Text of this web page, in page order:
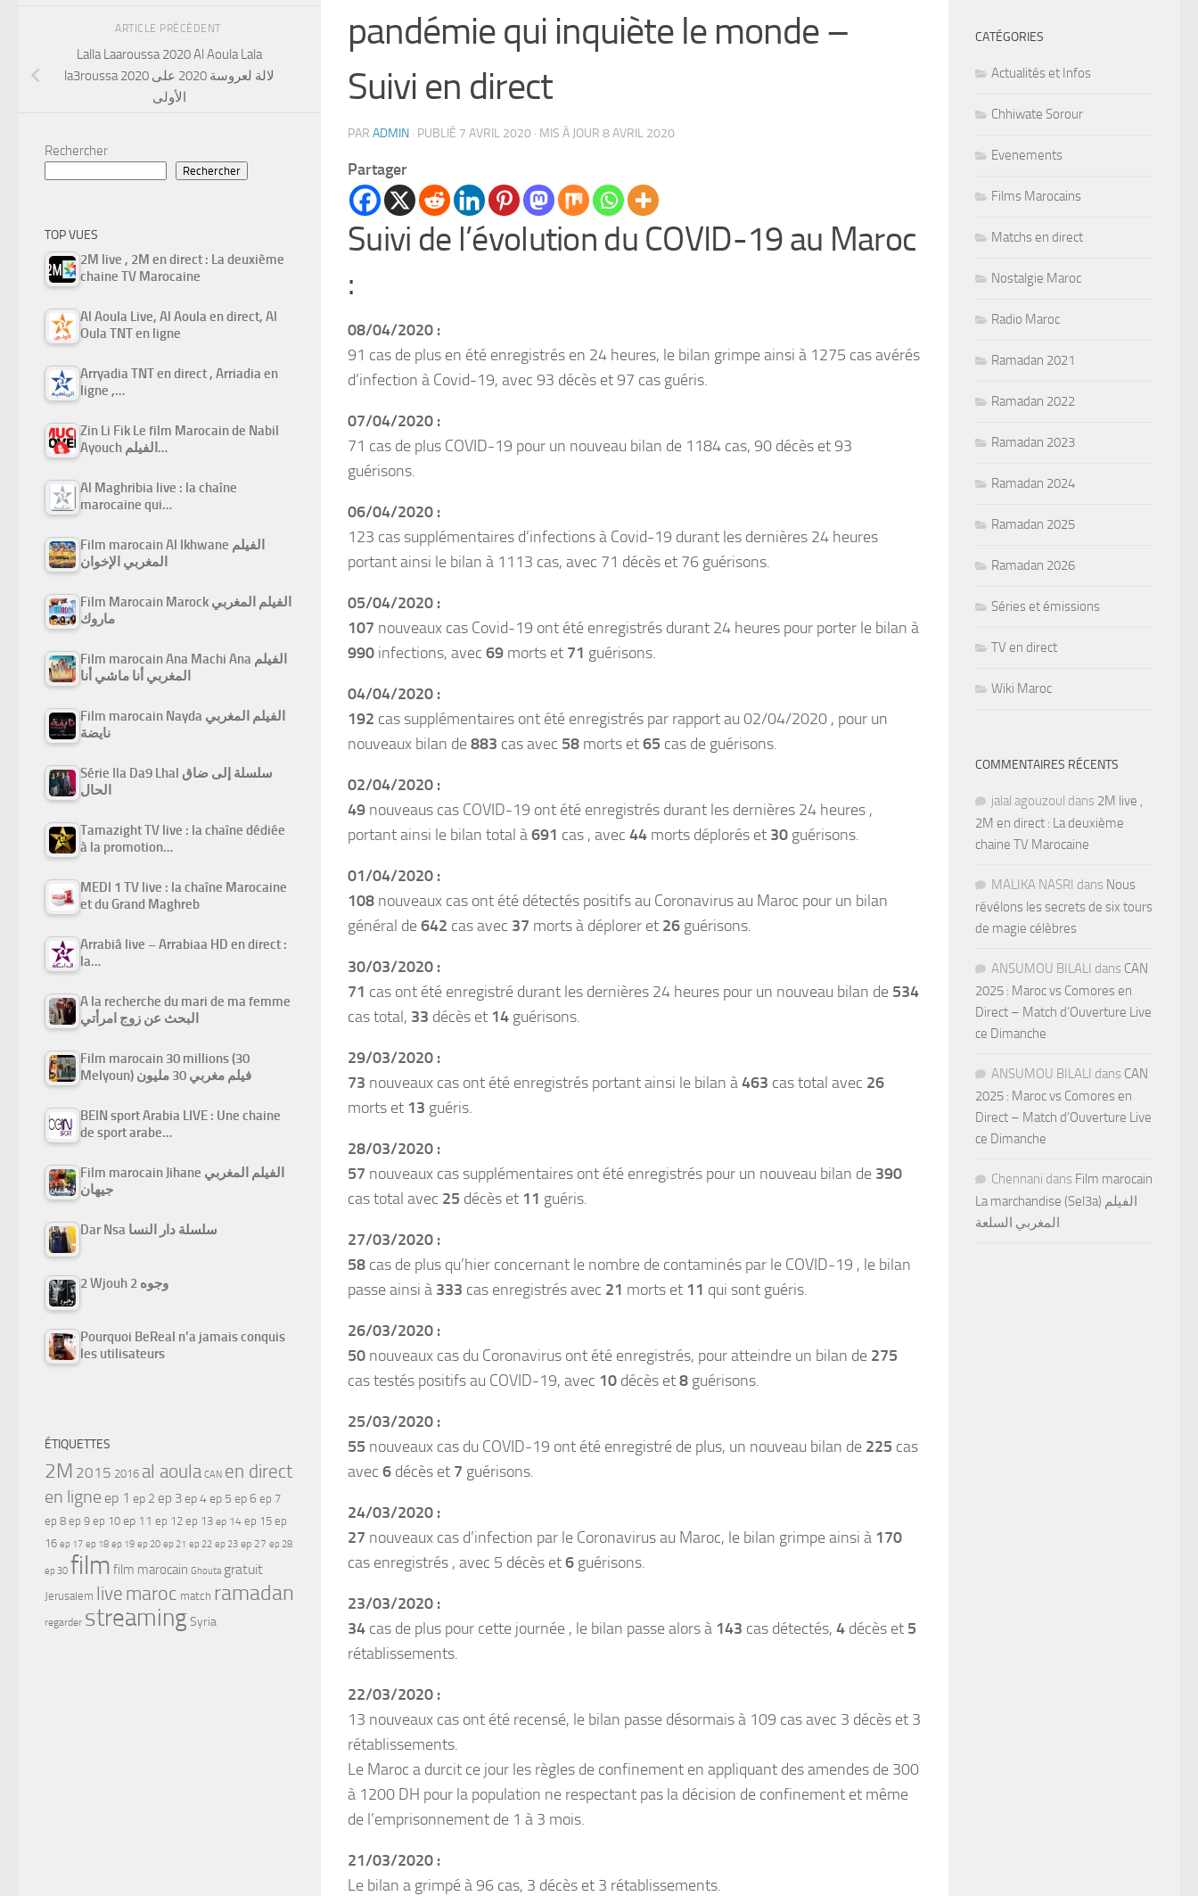
pandémie qui inquiète le monde –
Suivi en direct
PAR ADMIN · PUBLIÉ 7 AVRIL 2020 · MIS À JOUR 8 AVRIL 2020
Partager
Suivi de l’évolution du COVID-19 au Maroc
:
08/04/2020 :
91 cas de plus en été enregistrés en 24 heures, le bilan grimpe ainsi à 1275 cas avérés
d’infection à Covid-19, avec 93 décès et 97 cas guéris.
07/04/2020 :
71 cas de plus COVID-19 pour un nouveau bilan de 1184 cas, 90 décès et 93
guérisons.
06/04/2020 :
123 cas supplémentaires d’infections à Covid-19 durant les dernières 24 heures
portant ainsi le bilan à 1113 cas, avec 71 décès et 76 guérisons.
05/04/2020 :
107 nouveaux cas Covid-19 ont été enregistrés durant 24 heures pour porter le bilan à
990 infections, avec 69 morts et 71 guérisons.
04/04/2020 :
192 cas supplémentaires ont été enregistrés par rapport au 02/04/2020 , pour un
nouveaux bilan de883 cas avec 58 morts et65 cas de guérisons.
02/04/2020 :
49 nouveaus cas COVID-19 ont été enregistrés durant les dernières 24 heures ,
portant ainsi le bilan total à691 cas , avec 44 morts déplorés et 30 guérisons.
01/04/2020 :
108 nouveaux cas ont été détectés positifs au Coronavirus au Maroc pour un bilan
général de642 cas avec 37 morts à déplorer et 26 guérisons.
30/03/2020 :
71 cas ont été enregistré durant les dernières 24 heures pour un nouveau bilan de 534
cas total, 33 décès et 14 guérisons.
29/03/2020 :
73 nouveaux cas ont été enregistrés portant ainsi le bilan à463 cas total avec 26
morts et 13 guéris.
28/03/2020 :
57 nouveaux cas supplémentaires ont été enregistrés pour un nouveau bilan de 390
cas total avec 25 décès et 11 guéris.
27/03/2020 :
58 cas de plus qu’hier concernant le nombre de contaminés par le COVID-19 , le bilan
passe ainsi à 333 cas enregistrés avec 21 morts et 11 qui sont guéris.
26/03/2020 :
50 nouveaux cas du Coronavirus ont été enregistrés, pour atteindre un bilan de 275
cas testés positifs au COVID-19, avec 10 décès et8 guérisons.
25/03/2020 :
55 nouveaux cas du COVID-19 ont été enregistré de plus, un nouveau bilan de 225 cas
avec 6 décès et 7 guérisons.
24/03/2020 :
27 nouveaux cas d’infection par le Coronavirus au Maroc, le bilan grimpe ainsi à 170
cas enregistrés , avec 5 décès et6 guérisons.
23/03/2020 :
34 cas de plus pour cette journée , le bilan passe alors à 143 cas détectés, 4 décès et 5
rétablissements.
22/03/2020 :
13 nouveaux cas ont été recensé, le bilan passe désormais à 109 cas avec 3 décès et 3
rétablissements.
Le Maroc a durcit ce jour les règles de confinement en appliquant des amendes de 300
à 1200 DH pour la population ne respectant pas la décision de confinement et même
de l’emprisonnement de 1 à 3 mois.
21/03/2020 :
Le bilan a grimpé à 96 cas, 3 décès et 3 rétablissements.
ARTICLE PRÉCÉDENT
Lalla Laaroussa 2020 Al Aoula Lala
la3roussa 2020 لالة لعروسة 2020 على
الأولى
Rechercher
Rechercher
TOP VUES
2M live , 2M en direct : La deuxième
chaine TV Marocaine
Al Aoula Live, Al Aoula en direct, Al
Oula TNT en ligne
Arryadia TNT en direct , Arriadia en
ligne ,…
Zin Li Fik Le film Marocain de Nabil
Ayouch الفيلم…
Al Maghribia live : la chaîne
marocaine qui…
Film marocain Al Ikhwane الفيلم
المغربي الإخوان
Film Marocain Marock الفيلم المغربي
ماروك
Film marocain Ana Machi Ana الفيلم
المغربي أنا ماشي أنا
Film marocain Nayda الفيلم المغربي
نايضة
Série Ila Da9 Lhal سلسلة إلى ضاق
الحال
Tamazight TV live : la chaîne dédiée
à la promotion…
MEDI 1 TV live : la chaîne Marocaine
et du Grand Maghreb
Arrabiâ live – Arrabiaa HD en direct :
la…
A la recherche du mari de ma femme
البحث عن زوج امرأتي
Film marocain 30 millions (30
Melyoun) فيلم مغربي 30 مليون
BEIN sport Arabia LIVE : Une chaine
de sport arabe…
Film marocain Jihane الفيلم المغربي
جيهان
Dar Nsa سلسلة دار النسا
2 Wjouh 2 وجوه
Pourquoi BeReal n’a jamais conquis
les utilisateurs
ÉTIQUETTES
2M 2015 2016 al aoula CAN en direct
en ligne ep 1 ep 2 ep 3ep 4ep 5 ep 6 ep 7
ep 8 ep 9 ep 10 ep 11 ep 12 ep 13 ep 14 ep 15 ep
16 ep 17 ep 18 ep 19 ep 20 ep 21 ep 22 ep 23 ep 27 ep 28
ep 30 film film marocain Ghouta gratuit
Jerusalem live maroc match ramadan
regarder streamingSyria
CATÉGORIES
Actualités et Infos
Chhiwate Sorour
Evenements
Films Marocains
Matchs en direct
Nostalgie Maroc
Radio Maroc
Ramadan 2021
Ramadan 2022
Ramadan 2023
Ramadan 2024
Ramadan 2025
Ramadan 2026
Séries et émissions
TV en direct
Wiki Maroc
COMMENTAIRES RÉCENTS
jalal agouzoul dans 2M live ,
2M en direct : La deuxième
chaine TV Marocaine
MALIKA NASRI dans Nous
révélons les secrets de six tours
de magie célèbres
ANSUMOU BILALI dans CAN
2025 : Maroc vs Comores en
Direct – Match d’Ouverture Live
ce Dimanche
ANSUMOU BILALI dans CAN
2025 : Maroc vs Comores en
Direct – Match d’Ouverture Live
ce Dimanche
Chennani dans Film marocain
La marchandise (Sel3a) الفيلم
المغربي السلعة